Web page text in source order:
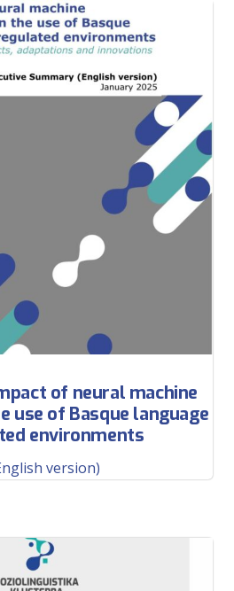
of neural machine
use of Basque language
environments
version)